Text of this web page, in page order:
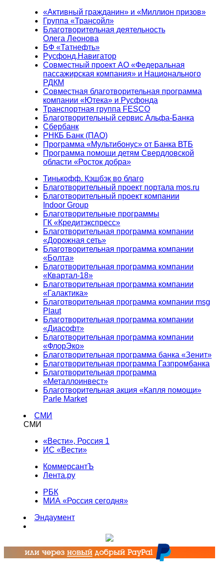
«Активный гражданин» и «Миллион призов»
Группа «Трансойл»
Благотворительная деятельность
Олега Леонова
БФ «Татнефть»
Русфонд.Навигатор
Совместный проект АО «Федеральная
пассажирская компания» и Национального
РДКМ
Совместная благотворительная программа
компании «Ютека» и Русфонда
Транспортная группа FESCO
Благотворительный сервис Альфа-Банка
Сбербанк
РНКБ Банк (ПАО)
Программа «Мультибонус» от Банка ВТБ
Программа помощи детям Свердловской
области «Росток добра»
Тинькофф. Кэшбэк во благо
Благотворительный проект портала mos.ru
Благотворительный проект компании
Indoor Group
Благотворительные программы
ГК «Кредитэкспресс»
Благотворительная программа компании
«Дорожная сеть»
Благотворительная программа компании
«Болта»
Благотворительная программа компании
«Квартал-18»
Благотворительная программа компании
«Галактика»
Благотворительная программа компании msg
Plaut
Благотворительная программа компании
«Диасофт»
Благотворительная программа компании
«ФлорЭко»
Благотворительная программа банка «Зенит»
Благотворительная программа Газпромбанка
Благотворительная программа
«Металлоинвест»
Благотворительная акция «Капля помощи»
Parle Market
СМИ
СМИ
«Вести», Россия 1
ИС «Вести»
КоммерсантЪ
Лента.ру
РБК
МИА «Россия сегодня»
Эндаумент